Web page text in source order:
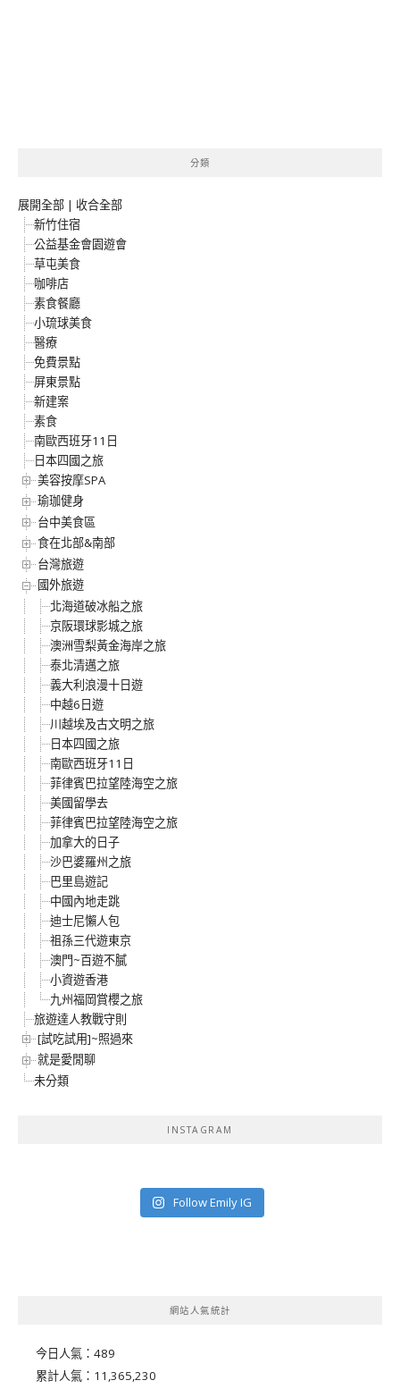
分類
展開全部 | 收合全部
新竹住宿
公益基金會園遊會
草屯美食
咖啡店
素食餐廳
小琉球美食
醫療
免費景點
屏東景點
新建案
素食
南歐西班牙11日
日本四國之旅
美容按摩SPA
瑜珈健身
台中美食區
食在北部&南部
台灣旅遊
國外旅遊
北海道破冰船之旅
京阪環球影城之旅
澳洲雪梨黃金海岸之旅
泰北清邁之旅
義大利浪漫十日遊
中越6日遊
川越埃及古文明之旅
日本四國之旅
南歐西班牙11日
菲律賓巴拉望陸海空之旅
美國留學去
菲律賓巴拉望陸海空之旅
加拿大的日子
沙巴婆羅州之旅
巴里島遊記
中國內地走跳
迪士尼懶人包
祖孫三代遊東京
澳門~百遊不膩
小資遊香港
九州福岡賞櫻之旅
旅遊達人教戰守則
[試吃試用]~照過來
就是愛閒聊
未分類
INSTAGRAM
Follow Emily IG
網站人氣統計
今日人氣： 489
累計人氣： 11,365,230